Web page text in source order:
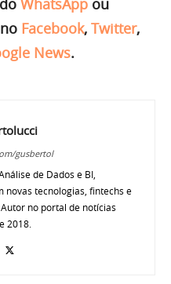
WhatsApp ou
Facebook, Twitter,
News.
gusbertol
de Dados e BI,
novas tecnologias, fintechs e
no portal de notícias
2018.